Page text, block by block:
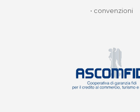
• convenzioni